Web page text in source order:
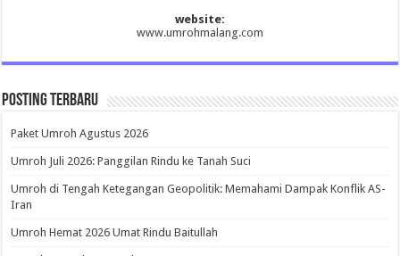
website:
www.umrohmalang.com
Posting Terbaru
Paket Umroh Agustus 2026
Umroh Juli 2026: Panggilan Rindu ke Tanah Suci
Umroh di Tengah Ketegangan Geopolitik: Memahami Dampak Konflik AS-
Iran
Umroh Hemat 2026 Umat Rindu Baitullah